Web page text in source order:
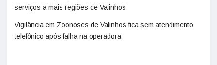
serviços a mais regiões de Valinhos
Vigilância em Zoonoses de Valinhos fica sem atendimento
telefônico após falha na operadora